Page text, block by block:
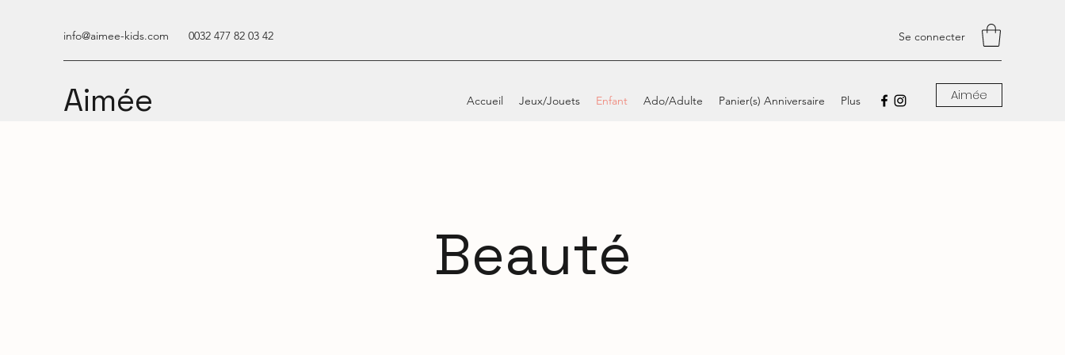
info@aimee-kids.com 0032 477 82 03 42 Se connecter
Aimée Accueil Jeux/Jouets Enfant Ado/Adulte Panier(s) Anniversaire Plus Aimée
Beauté